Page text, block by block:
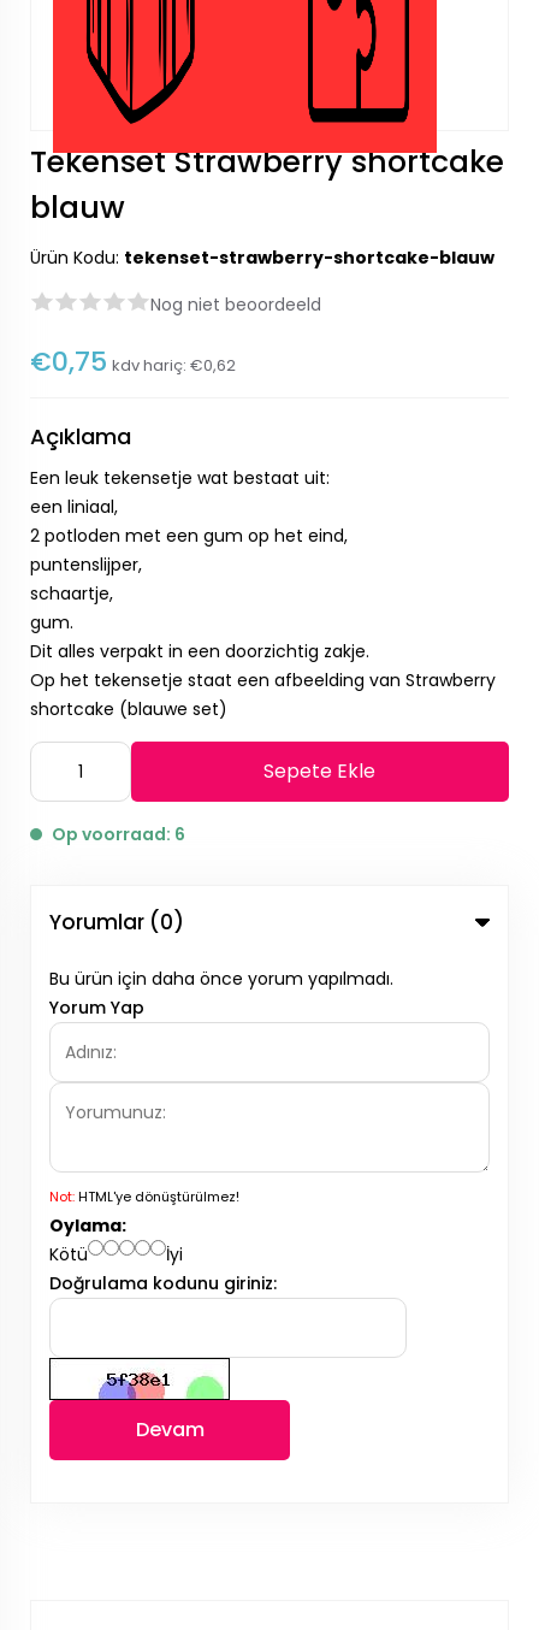
Tekenset Strawberry shortcake
blauw
Ürün Kodu: tekenset-strawberry-shortcake-blauw
Nog niet beoordeeld
€0,75 kdv hariç: €0,62
Açıklama
Een leuk tekensetje wat bestaat uit:
een liniaal,
2 potloden met een gum op het eind,
puntenslijper,
schaartje,
gum.
Dit alles verpakt in een doorzichtig zakje.
Op het tekensetje staat een afbeelding van Strawberry
shortcake (blauwe set)
Sepete Ekle
Op voorraad: 6
Yorumlar (0)
Bu ürün için daha önce yorum yapılmadı.
Yorum Yap
Not:HTML'ye dönüştürülmez!
Oylama:
Kötü
İyi
Doğrulama kodunu giriniz:
Devam